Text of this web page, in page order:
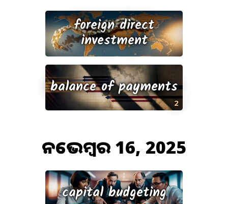
foreign direct
investment
2
balance of payments
ନଭେମ୍ବର 16, 2025
capital budgeting